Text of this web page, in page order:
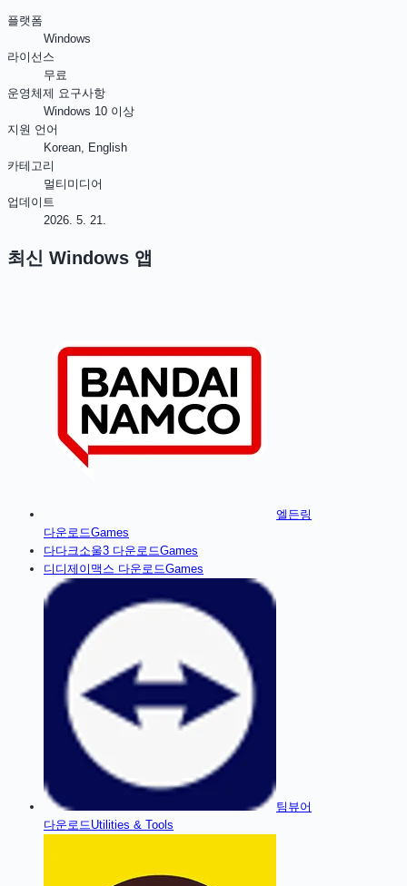
플랫폼
Windows
라이선스
무료
운영체제 요구사항
Windows 10 이상
지원 언어
Korean, English
카테고리
멀티미디어
업데이트
2026. 5. 21.
최신 Windows 앱
엘든링
다운로드Games
다다크소울3 다운로드Games
디 디제이맥스 다운로드Games
팀뷰어
다운로드Utilities & Tools